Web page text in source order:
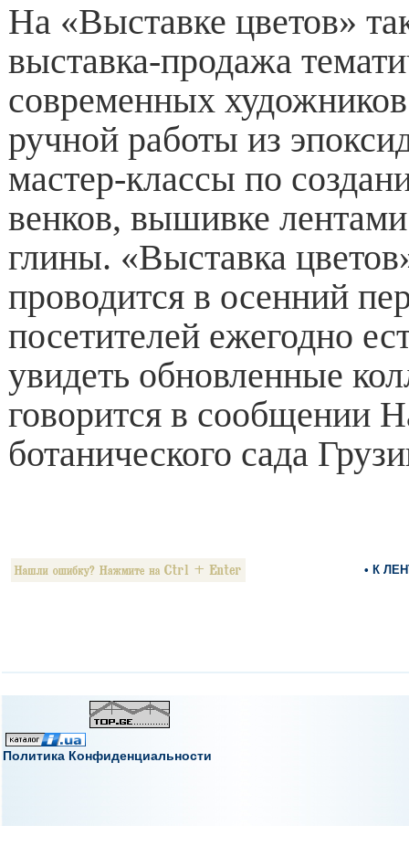
На «Выставке цветов»
выставка-продажа
современных
ручной работы из
мастер-классы по
венков, вышивке
глины. «Выставка
проводится в осенний
посетителей ежегодно
увидеть обновленные
говорится в сообщении
ботанического сада
• К
Политика Конфиденциальности